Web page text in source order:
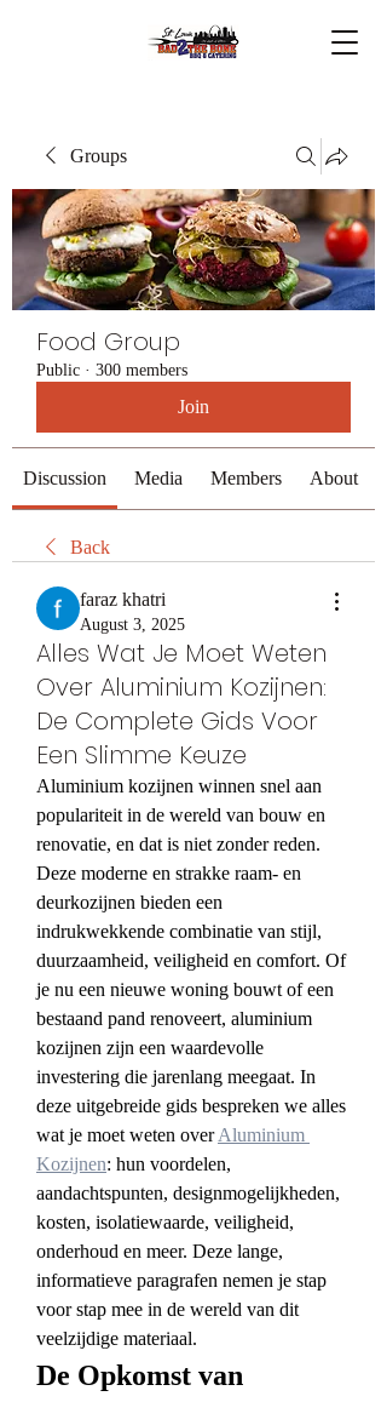
Groups
Food Group
Public · 300 members
Join
Discussion Media Members About
Back
faraz khatri
August 3, 2025
Alles Wat Je Moet Weten
Over Aluminium Kozijnen:
De Complete Gids Voor
Een Slimme Keuze
Aluminium kozijnen winnen snel aan
populariteit in de wereld van bouw en
renovatie, en dat is niet zonder reden.
Deze moderne en strakke raam- en
deurkozijnen bieden een
indrukwekkende combinatie van stijl,
duurzaamheid, veiligheid en comfort. Of
je nu een nieuwe woning bouwt of een
bestaand pand renoveert, aluminium
kozijnen zijn een waardevolle
investering die jarenlang meegaat. In
deze uitgebreide gids bespreken we alles
wat je moet weten over Aluminium
Kozijnen: hun voordelen,
aandachtspunten, designmogelijkheden,
kosten, isolatiewaarde, veiligheid,
onderhoud en meer. Deze lange,
informatieve paragrafen nemen je stap
voor stap mee in de wereld van dit
veelzijdige materiaal.
De Opkomst van